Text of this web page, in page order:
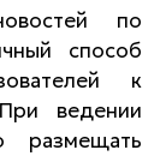
по
способ
к
ведении
размещать